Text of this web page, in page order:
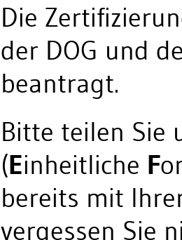
Die
der DOG und
beantragt.
Bitte teilen Sie
(Einheitliche F
bereits mit
vergessen Sie